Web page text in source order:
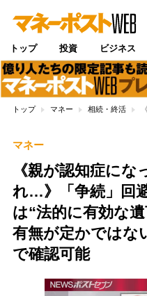
トップ 投資 ビジネス
トップ マネー 相続・終活
マネー
《親が認知症に
れ…》「争続」回
は“法的に有効な
有無が定かではな
で確認可能